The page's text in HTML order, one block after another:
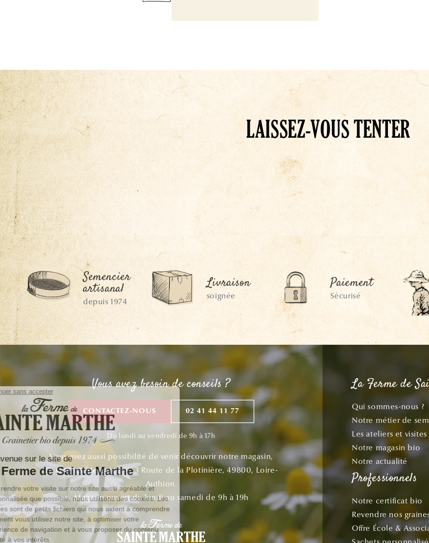
LAISSEZ-VOUS TENTER
Semencier
artisanal
depuis 1974
Livraison
soignée
Paiement
Sécurisé
Vous avez besoin de conseils ?
CONTACTEZ-NOUS 02 41 44 11 77
Du lundi au vendredi de 9h à 17h
Vous avez aussi possibilité de venir découvrir notre magasin,
La Graineterie-Épicerie, 3 Route de la Plotinière, 49800, Loire-
Authion.
Magasin ouvert du lundi au samedi de 9h à 19h
La Ferme de
Qui sommes-nous ?
Notre métier de
Les ateliers et visites
Notre magasin bio
Notre actualité
Professionnels
Notre certificat bio
Revendre nos
Offre École &